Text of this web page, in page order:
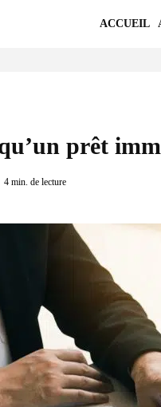
ACCUEIL
prêt
4 min. de lecture